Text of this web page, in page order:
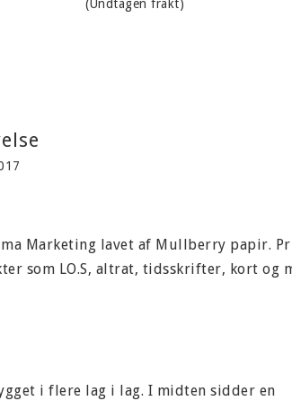
(Undtagen frakt)
Marketing lavet af Mullberry papir.
som LO.S, altrat, tidsskrifter, kort og
i flere lag i lag. I midten sidder en